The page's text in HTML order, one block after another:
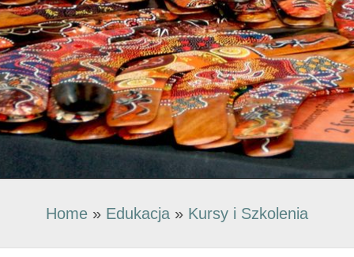
Home » Edukacja » Kursy i Szkolenia